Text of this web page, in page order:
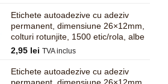
Etichete autoadezive cu adeziv
permanent, dimensiune 26×12mm,
colturi rotunjite, 1500 etic/rola, albe
2,95 lei TVA inclus
Etichete autoadezive cu adeziv